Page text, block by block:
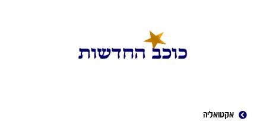
אקטואליה